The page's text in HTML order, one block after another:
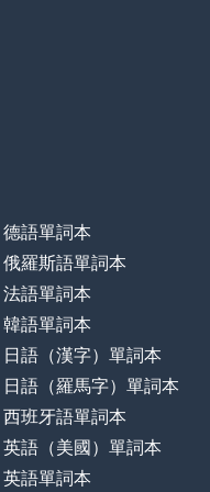
德語單詞本
俄羅斯語單詞本
法語單詞本
韓語單詞本
日語（漢字）單詞本
日語（羅馬字）單詞本
西班牙語單詞本
英語（美國）單詞本
英語單詞本